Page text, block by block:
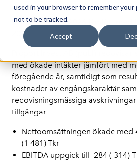
used in your browser to remember your
not to be tracked.
Accept
Första kvartalet 2026 jämfört med
2025
Proport Invest AB (publ) redovisar
med ökade intäkter jämfört med
föregående år, samtidigt som
kostnader av engångskaraktär
redovisningsmässiga
tillgångar.
Nettoomsättningen ökade med
(1 481) Tkr
EBITDA uppgick till -284 (-314)